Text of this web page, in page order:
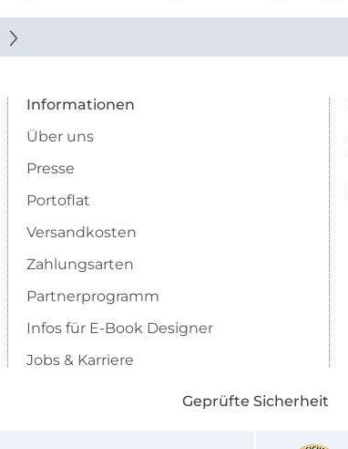
auch die Firma empfehlen.
Informationen
Über uns
Presse
Portoflat
Versandkosten
Zahlungsarten
Partnerprogramm
Infos für E-Book Designer
Jobs & Karriere
Geprüfte Sicherheit